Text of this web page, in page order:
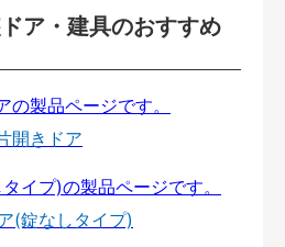
ア・建具のおすすめ
開きドア
(錠なしタイプ)